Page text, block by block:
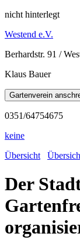
nicht hinterlegt
Westend e.V.
Berhardstr. 91 /
Klaus Bauer
0351/64754675
keine
Übersicht
Der